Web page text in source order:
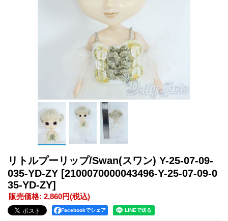
リトルプーリップ/Swan(スワン) Y-25-07-09-
035-YD-ZY [2100070000043496-Y-25-07-09-0
35-YD-ZY]
販売価格: 2,860円(税込)
Facebookでシェア